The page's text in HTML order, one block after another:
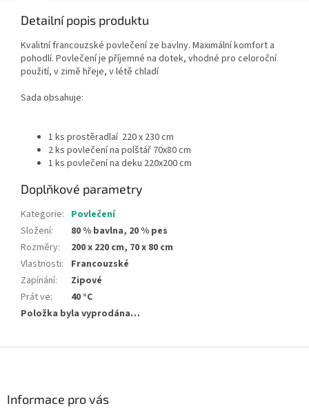
Detailní popis produktu
Kvalitní francouzské povlečení ze bavlny. Maximální komfort a
pohodlí. Povlečení je příjemné na dotek, vhodné pro celoroční
použití, v zimě hřeje, v létě chladí
Sada obsahuje:
1 ks prostěradlaí 220 x 230 cm
2 ks povlečení na polštář 70x80 cm
1 ks povlečení na deku 220x200 cm
Doplňkové parametry
Kategorie: Povlečení
Složení:
80 % bavlna, 20 % pes
Rozměry:
200 x 220 cm, 70 x 80 cm
Vlastnosti:
Francouzské
Zapínání:
Zipové
Prát ve:
40 °C
Položka byla vyprodána…
Informace pro vás